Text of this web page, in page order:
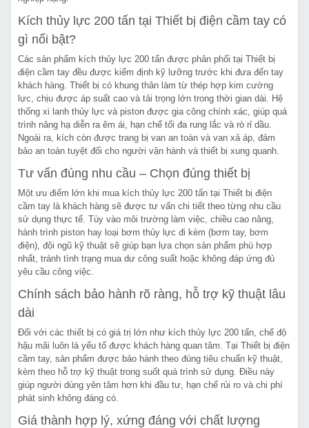
Kích thủy lực 200 tấn tại Thiết bị điện cầm tay có
gì nổi bật?
Các sản phẩm kích thủy lực 200 tấn được phân phối tại Thiết bị
điện cầm tay đều được kiểm định kỹ lưỡng trước khi đưa đến tay
khách hàng. Thiết bị có khung thân làm từ thép hợp kim cường
lực, chịu được áp suất cao và tải trọng lớn trong thời gian dài. Hệ
thống xi lanh thủy lực và piston được gia công chính xác, giúp quá
trình nâng hạ diễn ra êm ái, hạn chế tối đa rung lắc và rò rỉ dầu.
Ngoài ra, kích còn được trang bị van an toàn và van xả áp, đảm
bảo an toàn tuyệt đối cho người vận hành và thiết bị xung quanh.
Tư vấn đúng nhu cầu – Chọn đúng thiết bị
Một ưu điểm lớn khi mua kích thủy lực 200 tấn tại Thiết bị điện
cầm tay là khách hàng sẽ được tư vấn chi tiết theo từng nhu cầu
sử dụng thực tế. Tùy vào môi trường làm việc, chiều cao nâng,
hành trình piston hay loại bơm thủy lực đi kèm (bơm tay, bơm
điện), đội ngũ kỹ thuật sẽ giúp bạn lựa chọn sản phẩm phù hợp
nhất, tránh tình trạng mua dư công suất hoặc không đáp ứng đủ
yêu cầu công việc.
Chính sách bảo hành rõ ràng, hỗ trợ kỹ thuật lâu
dài
Đối với các thiết bị có giá trị lớn như kích thủy lực 200 tấn, chế độ
hậu mãi luôn là yếu tố được khách hàng quan tâm. Tại Thiết bị điện
cầm tay, sản phẩm được bảo hành theo đúng tiêu chuẩn kỹ thuật,
kèm theo hỗ trợ kỹ thuật trong suốt quá trình sử dụng. Điều này
giúp người dùng yên tâm hơn khi đầu tư, hạn chế rủi ro và chi phí
phát sinh không đáng có.
Giá thành hợp lý, xứng đáng với chất lượng